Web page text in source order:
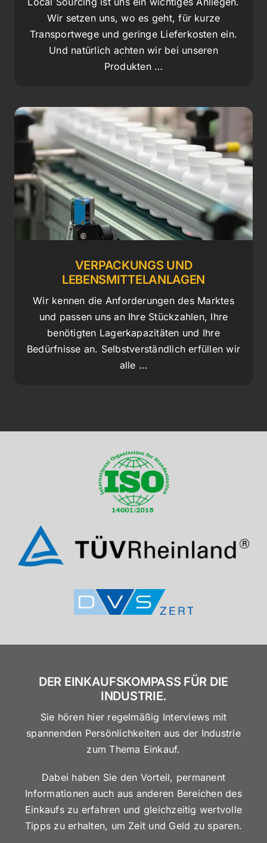
Wir setzen uns, wo es geht, für kurze
Transportwege und geringe Lieferkosten ein.
Und natürlich achten wir bei unseren
Produkten …
VERPACKUNGS UND
LEBENSMITTELANLAGEN
Wir kennen die Anforderungen des Marktes
und passen uns an Ihre Stückzahlen, Ihre
benötigten Lagerkapazitäten und Ihre
Bedürfnisse an. Selbstverständlich erfüllen wir
alle …
DER EINKAUFSKOMPASS FÜR DIE
INDUSTRIE.
Sie hören hier regelmäßig Interviews mit
spannenden Persönlichkeiten aus der Industrie
zum Thema Einkauf.
Dabei haben Sie den Vorteil, permanent
Informationen auch aus anderen Bereichen des
Einkaufs zu erfahren und gleichzeitig wertvolle
Tipps zu erhalten, um Zeit und Geld zu sparen.